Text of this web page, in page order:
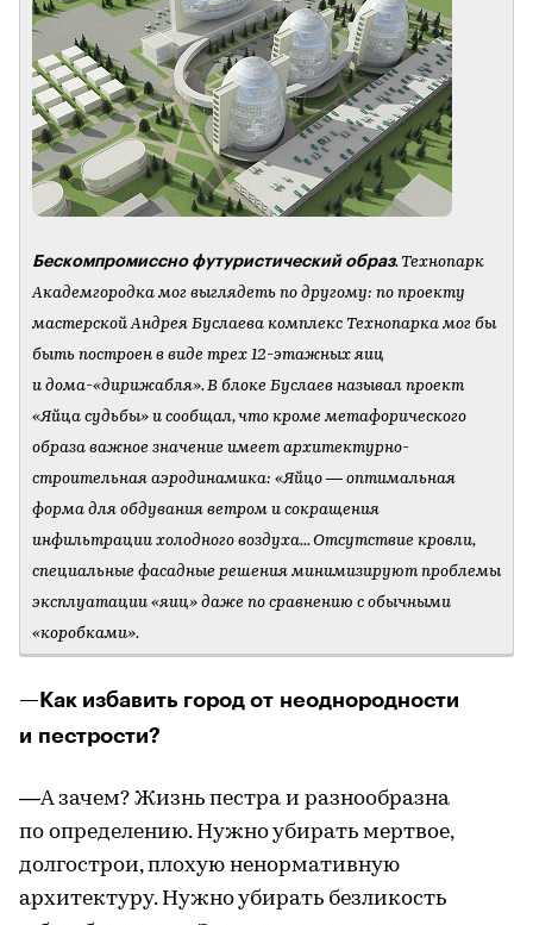
Бескомпромиссно футуристический образ. Технопарк
Академгородка мог выглядеть по другому: по проекту
мастерской Андрея Буслаева комплекс Технопарка мог бы
быть построен в виде трех 12-этажных яиц
и дома-«дирижабля». В блоке Буслаев называл проект
«Яйца судьбы» и сообщал, что кроме метафорического
образа важное значение имеет архитектурно-
строительная аэродинамика: «Яйцо — оптимальная
форма для обдувания ветром и сокращения
инфильтрации холодного воздуха... Отсутствие кровли,
специальные фасадные решения минимизируют проблемы
эксплуатации «яиц» даже по сравнению с обычными
«коробками».
—Как избавить город от неоднородности
и пестрости?
—А зачем? Жизнь пестра и разнообразна
по определению. Нужно убирать мертвое,
долгострои, плохую ненормативную
архитектуру. Нужно убирать безликость